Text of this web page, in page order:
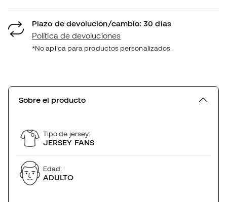
Plazo de devolución/cambio: 30 días
Política de devoluciones
*No aplica para productos personalizados.
Sobre el producto
Tipo de jersey:
JERSEY FANS
Edad:
ADULTO